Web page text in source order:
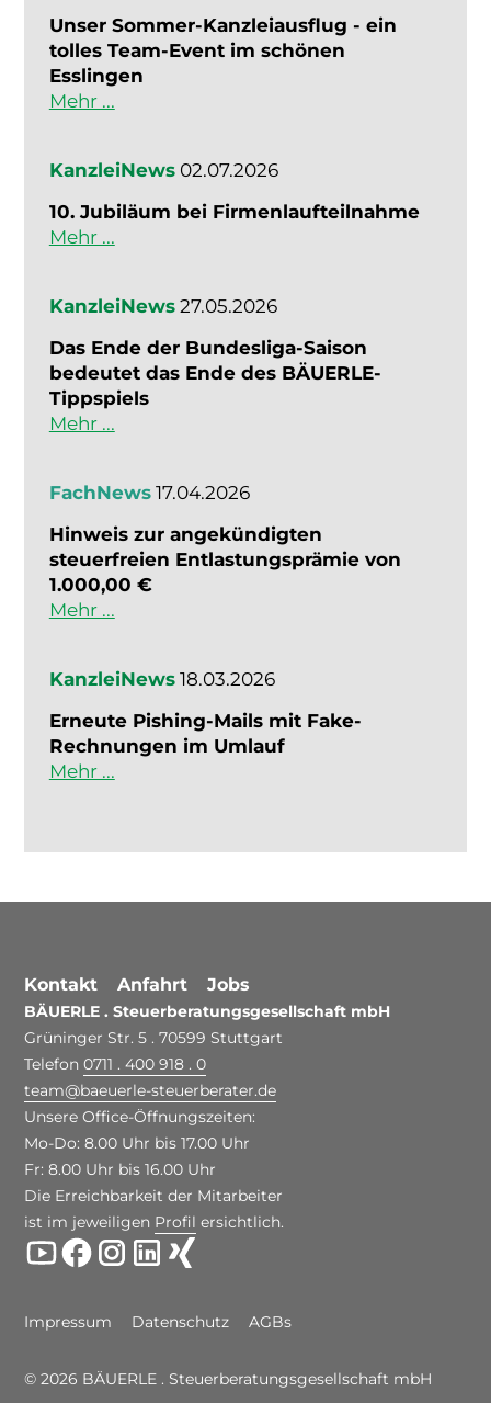
Unser Sommer-Kanzleiausflug - ein
tolles Team-Event im schönen
Esslingen
Mehr ...
KanzleiNews02.07.2026
10. Jubiläum bei Firmenlaufteilnahme
Mehr ...
KanzleiNews27.05.2026
Das Ende der Bundesliga-Saison
bedeutet das Ende des BÄUERLE-
Tippspiels
Mehr ...
FachNews17.04.2026
Hinweis zur angekündigten
steuerfreien Entlastungsprämie von
1.000,00 €
Mehr ...
KanzleiNews18.03.2026
Erneute Pishing-Mails mit Fake-
Rechnungen im Umlauf
Mehr ...
Kontakt Anfahrt Jobs
BÄUERLE . Steuerberatungsgesellschaft mbH
Grüninger Str. 5 . 70599 Stuttgart
Telefon0711 . 400 918 . 0
team@baeuerle-steuerberater.de
Unsere Office-Öffnungszeiten:
Mo-Do: 8.00 Uhr bis 17.00 Uhr
Fr: 8.00 Uhr bis 16.00 Uhr
Die Erreichbarkeit der Mitarbeiter
ist im jeweiligen Profil ersichtlich.
Impressum Datenschutz AGBs
© 2026 BÄUERLE . Steuerberatungsgesellschaft mbH